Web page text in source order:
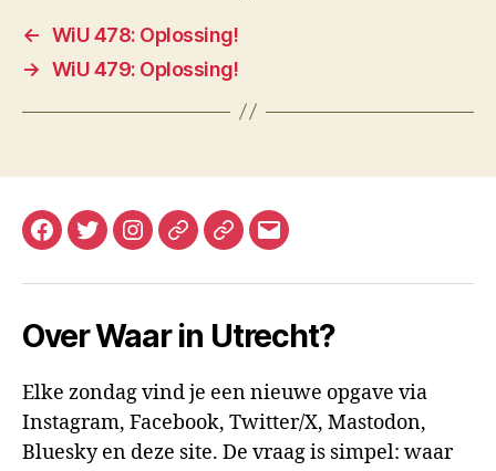
← WiU 478: Oplossing!
→ WiU 479: Oplossing!
Facebook
TwitterInstagramMastodon
Bluesky
E-
Over Waar in Utrecht?
Elke zondag vind je een nieuwe opgave via
Instagram, Facebook, Twitter/X, Mastodon,
Bluesky en deze site. De vraag is simpel: waar